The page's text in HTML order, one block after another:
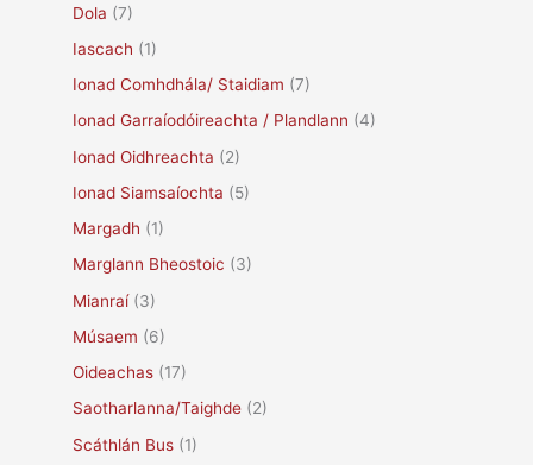
Dola (7)
Iascach (1)
Ionad Comhdhála/ Staidiam (7)
Ionad Garraíodóireachta / Plandlann (4)
Ionad Oidhreachta (2)
Ionad Siamsaíochta (5)
Margadh (1)
Marglann Bheostoic (3)
Mianraí(3)
Músaem (6)
Oideachas (17)
Saotharlanna/Taighde (2)
Scáthlán Bus (1)